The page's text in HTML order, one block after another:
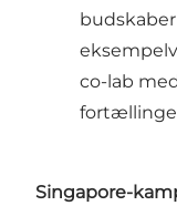
co-lab
Singapore-